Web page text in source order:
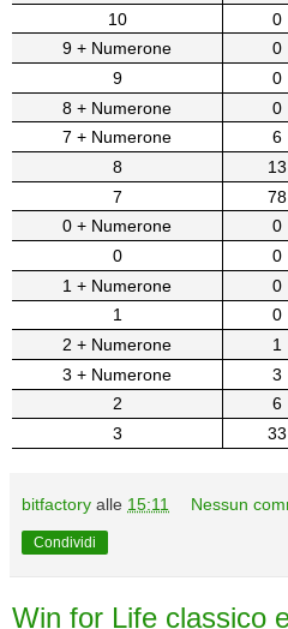
10
0
9 + Numerone
0
9
0
8 + Numerone
0
7 + Numerone
6
8
13
7
78
0 + Numerone
0
0
0
1 + Numerone
0
1
0
2 + Numerone
1
3 + Numerone
3
2
6
3
33
bitfactory alle 15:11 Nessun
Condividi
Win for Life classico